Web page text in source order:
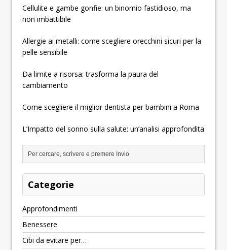
Cellulite e gambe gonfie: un binomio fastidioso, ma
non imbattibile
Allergie ai metalli: come scegliere orecchini sicuri per la
pelle sensibile
Da limite a risorsa: trasforma la paura del
cambiamento
Come scegliere il miglior dentista per bambini a Roma
L’Impatto del sonno sulla salute: un’analisi approfondita
Categorie
Approfondimenti
Benessere
Cibi da evitare per…